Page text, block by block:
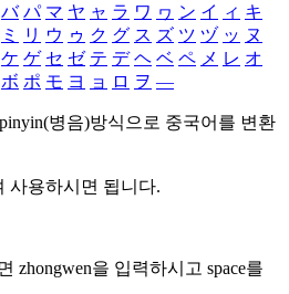
バ パ マ ヤ ャ ラ ワ ヮ ン イ ィ キ
ミ リ ウ ゥ ク グ ス ズ ツ ヅ ッ ヌ
ケ ゲ セ ゼ テ デ ヘ ベ ペ メ レ オ
ボ ポ モ ヨ ョ ロ ヲ ―
병음)방식으로 중국어를 변환
사용하시면 됩니다.
zhongwen을 입력하시고 space를